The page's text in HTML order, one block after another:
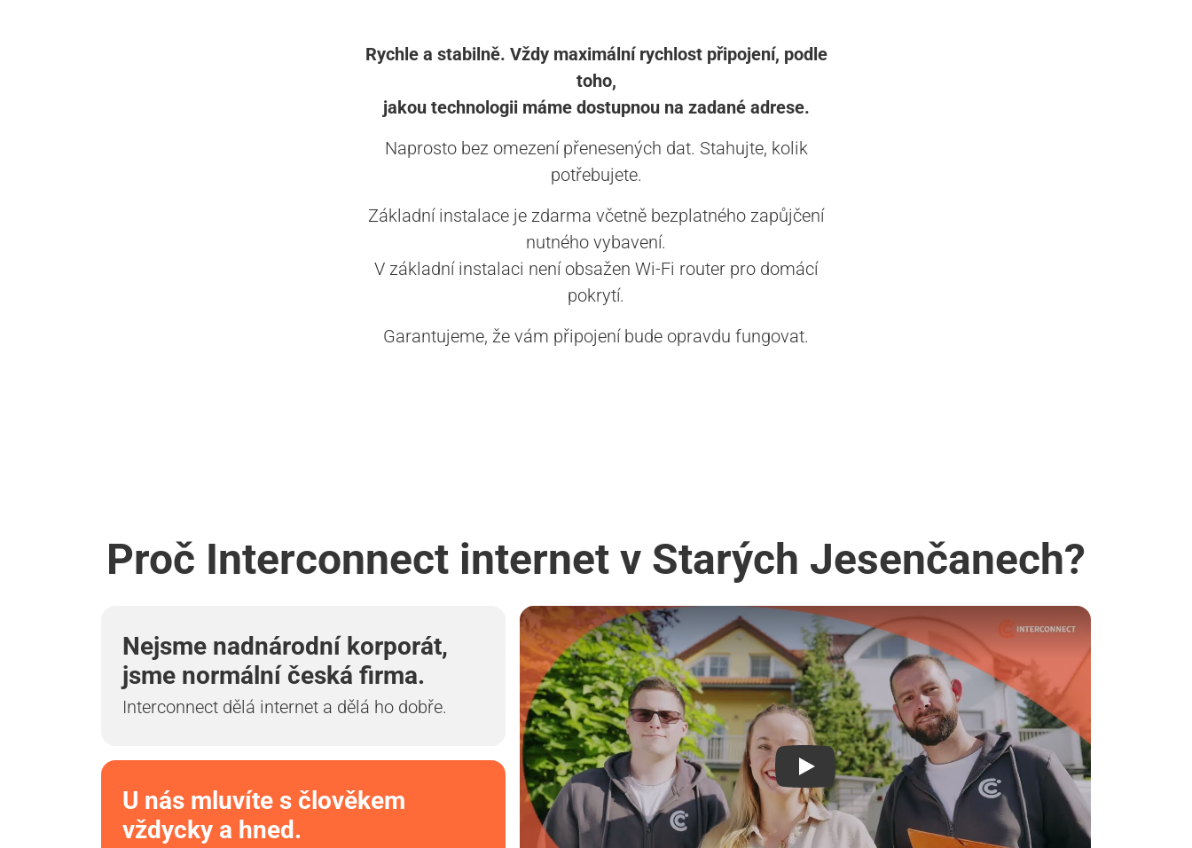
Rychle a stabilně. Vždy maximální rychlost připojení, podle
toho,
jakou technologii máme dostupnou na zadané adrese.
Naprosto bez omezení přenesených dat. Stahujte, kolik
potřebujete.
Základní instalace je zdarma včetně bezplatného zapůjčení
nutného vybavení.
V základní instalaci není obsažen Wi-Fi router pro domácí
pokrytí.
Garantujeme, že vám připojení bude opravdu fungovat.
Proč Interconnect internet v Starých Jesenčanech?
Nejsme nadnárodní korporát,
jsme normální česká firma.
Interconnect dělá internet a dělá ho dobře.
U nás mluvíte s člověkem
vždycky a hned.